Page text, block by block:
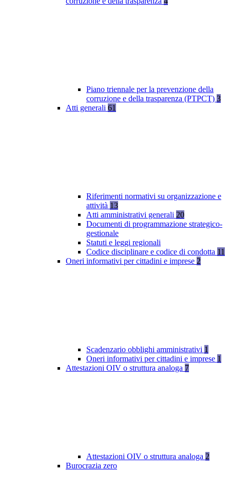
Piano triennale per la prevenzione della
corruzione e della trasparenza (PTPCT) 3
Atti generali 61
Riferimenti normativi su organizzazione e
attività 13
Atti amministrativi generali 20
Documenti di programmazione strategico-
gestionale
Statuti e leggi regionali
Codice disciplinare e codice di condotta 11
Oneri informativi per cittadini e imprese 2
Scadenzario obblighi amministrativi 1
Oneri informativi per cittadini e imprese 1
Attestazioni OIV o struttura analoga 7
Attestazioni OIV o struttura analoga 2
Burocrazia zero